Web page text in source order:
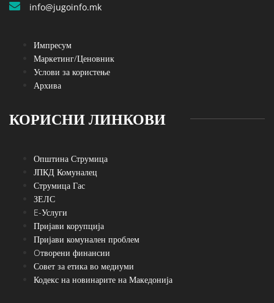
info@jugoinfo.mk
Импресум
Маркетинг/Ценовник
Услови за користење
Архива
КОРИСНИ ЛИНКОВИ
Општина Струмица
ЈПКД Комуналец
Струмица Гас
ЗЕЛС
E-Услуги
Пријави корупција
Пријави комунален проблем
Oтворени финансии
Совет за етика во медиуми
Кодекс на новинарите на Македонија